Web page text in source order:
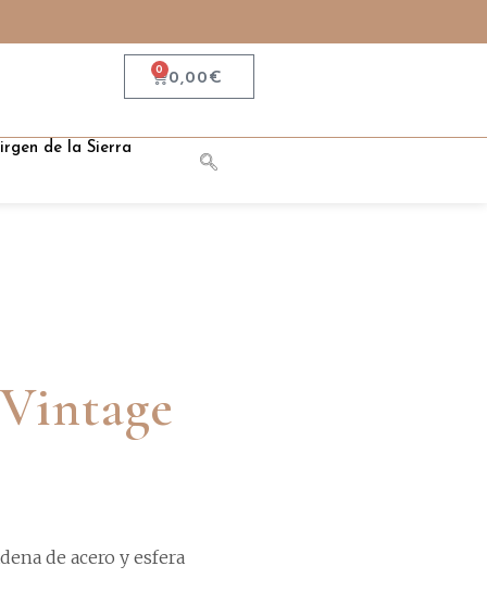
0,00€
0
de la Sierra
de acero y esfera